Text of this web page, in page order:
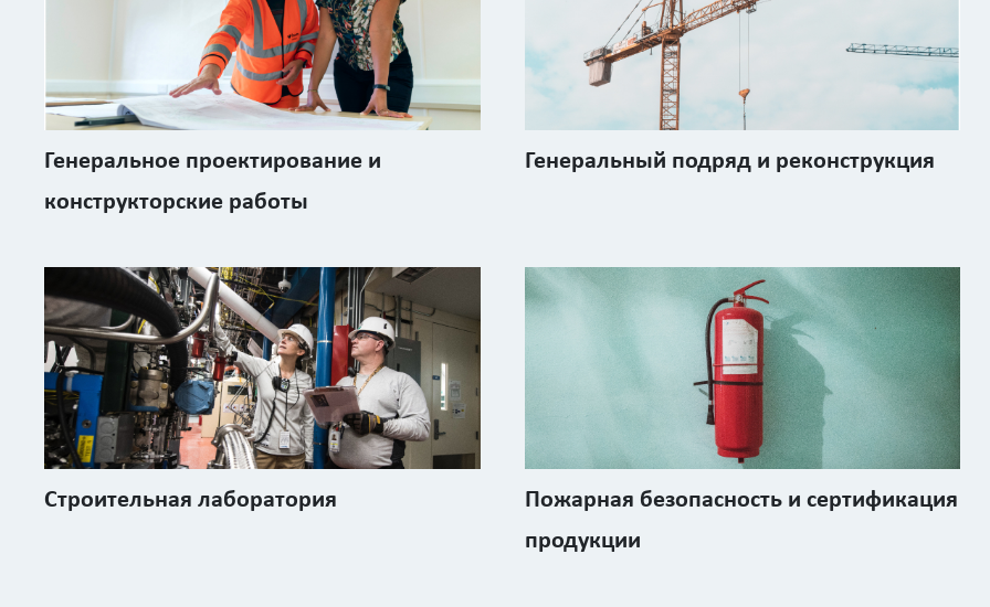
Генеральное проектирование и
конструкторские работы
Генеральный подряд и реконструкция
Строительная лаборатория
Пожарная безопасность и сертификация
продукции